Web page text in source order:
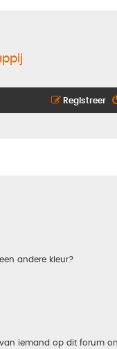
Registreer
andere kleur?
iemand op dit forum